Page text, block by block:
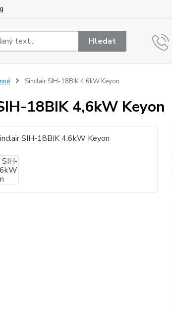
Hledat
Sinclair SIH-18BIK 4,6kW Keyon
18BIK 4,6kW Keyon